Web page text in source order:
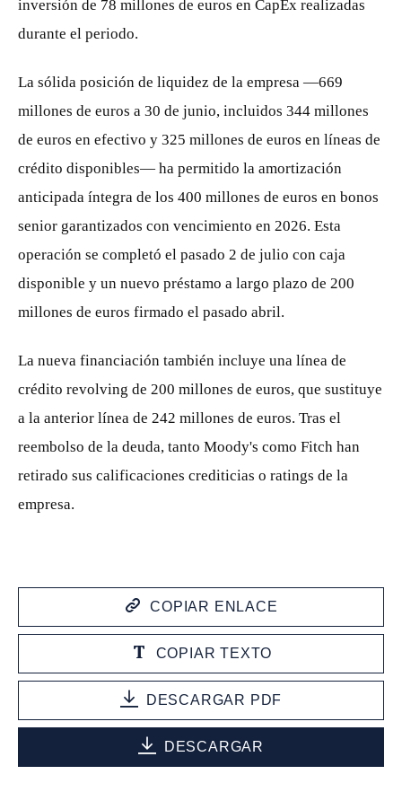
inversión de 78 millones de euros en CapEx realizadas
durante el periodo.
La sólida posición de liquidez de la empresa —669
millones de euros a 30 de junio, incluidos 344 millones
de euros en efectivo y 325 millones de euros en líneas de
crédito disponibles— ha permitido la amortización
anticipada íntegra de los 400 millones de euros en bonos
senior garantizados con vencimiento en 2026. Esta
operación se completó el pasado 2 de julio con caja
disponible y un nuevo préstamo a largo plazo de 200
millones de euros firmado el pasado abril.
La nueva financiación también incluye una línea de
crédito revolving de 200 millones de euros, que sustituye
a la anterior línea de 242 millones de euros. Tras el
reembolso de la deuda, tanto Moody's como Fitch han
retirado sus calificaciones crediticias o ratings de la
empresa.
COPIAR ENLACE
COPIAR TEXTO
DESCARGAR PDF
DESCARGAR